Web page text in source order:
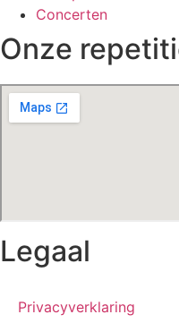
Concerten
Onze
Legaal
Privacyverklaring